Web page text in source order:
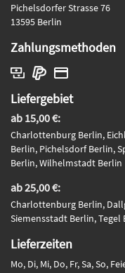
Pichelsdorfer Strasse 76
13595 Berlin
Zahlungsmethoden
Liefergebiet
ab 15,00 €:
Charlottenburg Berlin,
Berlin, Pichelsdorf Berlin,
Berlin, Wilhelmstadt Berlin
ab 25,00 €:
Charlottenburg Berlin,
Siemensstadt Berlin, Tegel
Lieferzeiten
Mo, Di, Mi, Do, Fr, Sa, So,